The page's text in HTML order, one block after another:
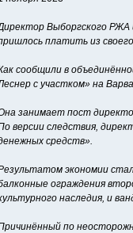
Выборгского РЖА
платить из
сообщили в
с участком» на
занимает пост
версии следствия,
средств».
экономии
ограждения
наследия, и
по